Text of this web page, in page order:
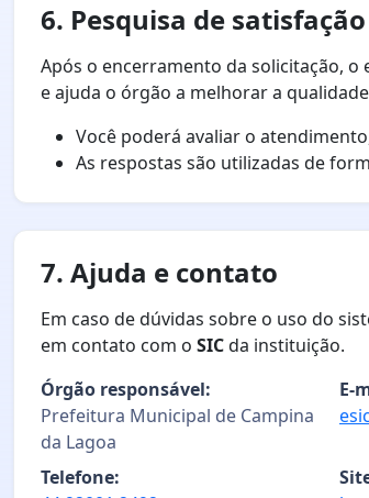
6. Pesquisa de satisfação
Após o encerramento da solicitação, o
e ajuda o órgão a melhorar a
Você poderá avaliar o
As respostas são utilizadas de
7. Ajuda e contato
Em caso de dúvidas sobre o uso do
em contato com o SICda instituição.
Órgão responsável:
Prefeitura Municipal de Campina
da Lagoa
E-
Telefone: